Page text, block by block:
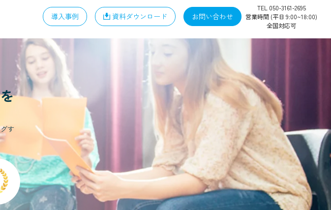
導入事例 資料ダウンロード お問い合わせ
TEL 050-3161-2695
営業時間 (平日 9:00~18:00)
全国対応可
す